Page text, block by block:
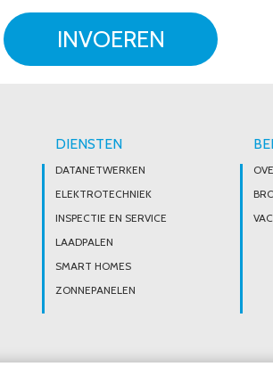
INVOEREN
DIENSTEN
DATANETWERKEN
ELEKTROTECHNIEK
INSPECTIE EN SERVICE
LAADPALEN
SMART HOMES
ZONNEPANELEN